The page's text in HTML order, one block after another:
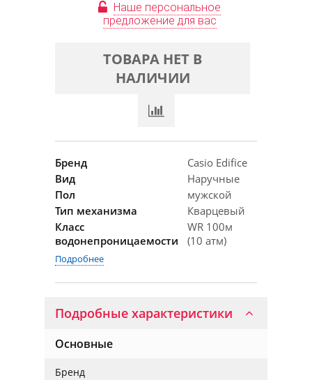
Наше персональное
предложение для вас
ТОВАРА НЕТ В
НАЛИЧИИ
Бренд
Casio Edifice
Вид
Наручные
Пол
мужской
Тип механизма
Кварцевый
Класс
водонепроницаемости
WR 100м
(10 атм)
Подробнее
Подробные характеристики
Основные
Бренд